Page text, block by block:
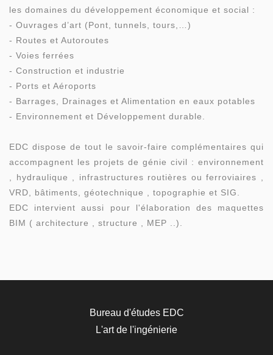
les domaines du développement économique et social :
- Ouvrages d’art (Pont, tunnels, tours,…)
- Routes et Autoroutes
- Voies ferrées
- Construction et industrie
- Ports et Aéroports
- Barrages, Drainages et Alimentation en eaux potables
- Environnement et Développement durable.
EDC dispose de tout le savoir-faire complémentaires qui
accompagnent les projets de génie civil : environnement
, hydraulique , infrastructures routières ou ferroviaires ,
VRD, bâtiments, géotechnique , topographie et SIG.
EDC intervient aussi pour l'élaboration des maquettes
BIM ( architecture , structure , MEP ..).
Bureau d'études EDC
L'art de l'ingénierie